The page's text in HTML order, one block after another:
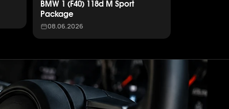
BMW 1 (F40) 118d M Sport
Package
08.06.2026